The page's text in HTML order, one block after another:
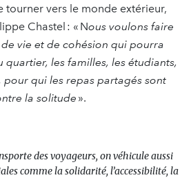
tourner vers le monde extérieur,
Chastel : « Nous voulons faire
vie et de cohésion qui pourra
quartier, les familles, les étudiants,
pour qui les repas partagés sont
la solitude ».
des voyageurs, on véhicule aussi
comme la solidarité, l’accessibilité, la